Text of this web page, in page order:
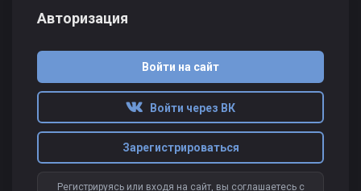
Авторизация
Войти на сайт
Войти через ВК
Зарегистрироваться
Регистрируясь или входя на сайт, вы соглашаетесь с